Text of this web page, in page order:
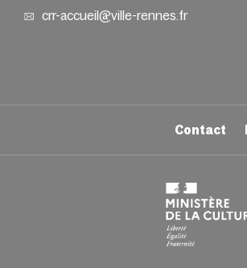
crr-accueil@ville-rennes.fr
Contact